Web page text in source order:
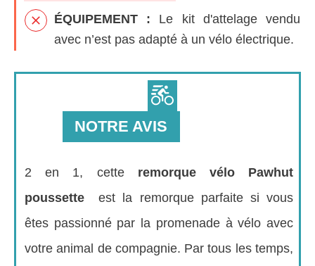
ÉQUIPEMENT : Le kit d'attelage vendu
avec n’est pas adapté à un vélo électrique.
NOTRE AVIS
2 en 1, cette remorque vélo Pawhut
poussetteest la remorque parfaite si vous
êtes passionné par la promenade à vélo avec
votre animal de compagnie. Par tous les temps,